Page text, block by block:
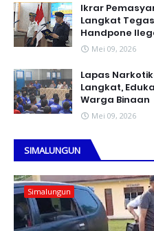
Ikrar
Langkat
Handpone
Mei 09, 2026
Lapas
Langkat,
Warga Binaan
Mei 09, 2026
SIMALUNGUN
Simalungun